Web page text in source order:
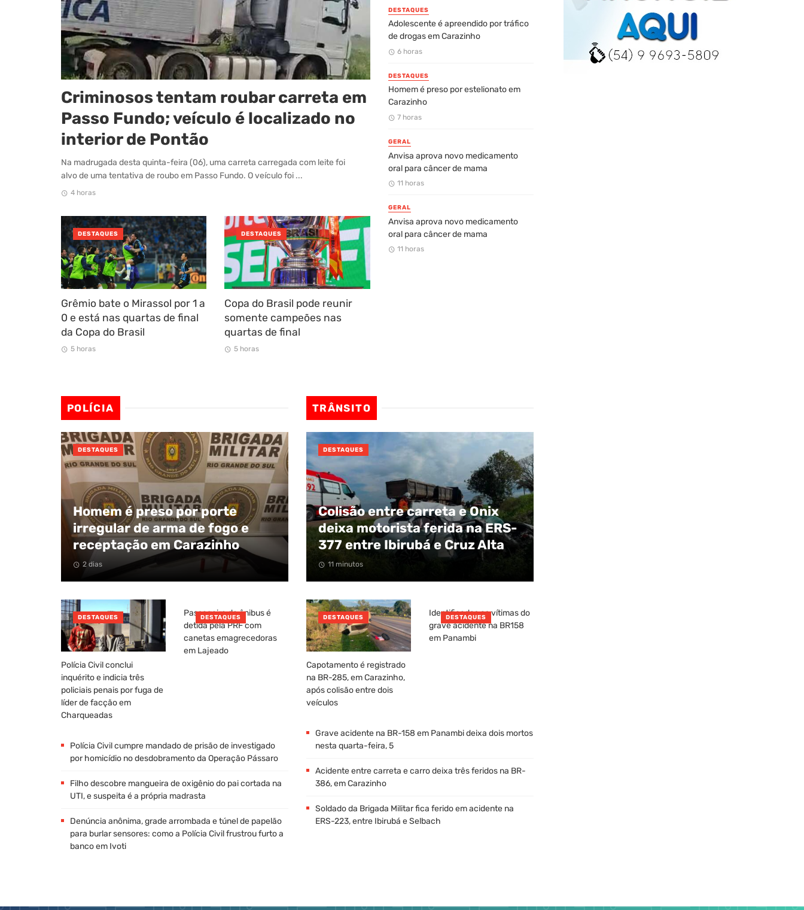
Criminosos tentam roubar carreta em
Passo Fundo; veículo é localizado no
interior de Pontão
Na madrugada desta quinta-feira (06), uma carreta carregada com leite foi
alvo de uma tentativa de roubo em Passo Fundo. O veículo foi ...
4 horas
Grêmio bate o Mirassol por 1 a
0 e está nas quartas de final
da Copa do Brasil
5 horas
DESTAQUES
Copa do Brasil pode reunir
somente campeões nas
quartas de final
5 horas
DESTAQUES
DESTAQUES
Adolescente é apreendido por tráfico
de drogas em Carazinho
6 horas
DESTAQUES
Homem é preso por estelionato em
Carazinho
7 horas
GERAL
Anvisa aprova novo medicamento
oral para câncer de mama
11 horas
GERAL
Anvisa aprova novo medicamento
oral para câncer de mama
11 horas
POLÍCIA
Homem é preso por porte
irregular de arma de fogo e
receptação em Carazinho
2 dias
DESTAQUES
Polícia Civil conclui
inquérito e indicia três
policiais penais por fuga de
líder de facção em
Charqueadas
DESTAQUES
Passageira de ônibus é
detida pela PRF com
canetas emagrecedoras
em Lajeado
DESTAQUES
Polícia Civil cumpre mandado de prisão de investigado
por homicídio no desdobramento da Operação Pássaro
Filho descobre mangueira de oxigênio do pai cortada na
UTI, e suspeita é a própria madrasta
Denúncia anônima, grade arrombada e túnel de papelão
para burlar sensores: como a Polícia Civil frustrou furto a
banco em Ivoti
TRÂNSITO
Colisão entre carreta e Onix
deixa motorista ferida na ERS-
377 entre Ibirubá e Cruz Alta
11 minutos
DESTAQUES
Capotamento é registrado
na BR-285, em Carazinho,
após colisão entre dois
veículos
DESTAQUES
Identificadas as vítimas do
grave acidente na BR158
em Panambi
DESTAQUES
Grave acidente na BR-158 em Panambi deixa dois mortos
nesta quarta-feira, 5
Acidente entre carreta e carro deixa três feridos na BR-
386, em Carazinho
Soldado da Brigada Militar fica ferido em acidente na
ERS-223, entre Ibirubá e Selbach